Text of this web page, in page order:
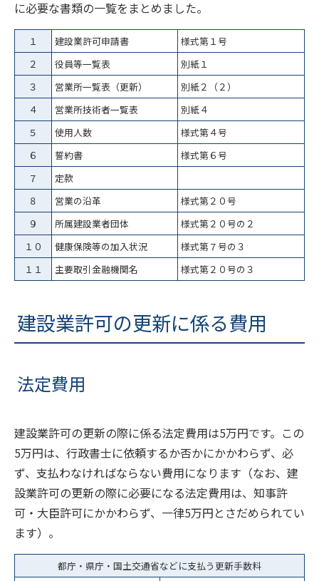
に必要な書類の一覧をまとめました。
１ 建設業許可申請書
様式第１号
２
役員等一覧表
別紙１
３
営業所一覧表（更新）
別紙２（２）
４
営業所技術者一覧表
別紙４
５
使用人数
様式第４号
６
誓約書
様式第６号
７
定款
８
営業の沿革
様式第２０号
９
所属建設業者団体
様式第２０号の２
１０
健康保険等の加入状況
様式第７号の３
１１
主要取引金融機関名 様式第２０号の３
建設業許可の更新に係る費用
法定費用
建設業許可の更新の際に係る法定費用は5万円です。この
5万円は、行政書士に依頼するか否かにかかわらず、必
ず、支払わなければならない費用になります（なお、建
設業許可の更新の際に必要になる法定費用は、知事許
可・大臣許可にかかわらず、一律5万円とさだめられてい
ます）。
都庁・県庁・国土交通省などに支払う更新手数料